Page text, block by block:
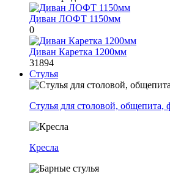
Диван ЛОФТ 1150мм
0
Диван Каретка 1200мм
31894
Стулья
Стулья для столовой, общепита,
Кресла